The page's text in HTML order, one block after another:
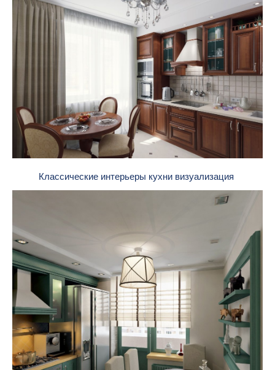
Классические интерьеры кухни визуализация